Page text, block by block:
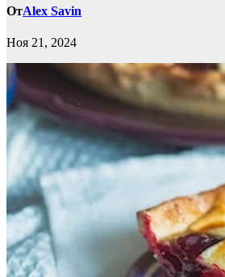
ОтAlex Savin
Ноя 21, 2024